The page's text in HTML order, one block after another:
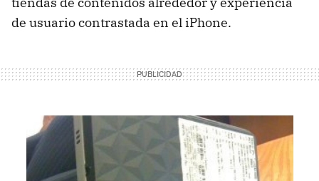
de usuario contrastada en el iPhone.